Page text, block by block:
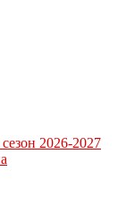
2026-2027